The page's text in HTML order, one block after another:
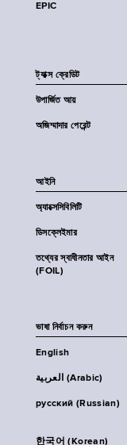
EPIC
ট্যাক্স ক্রেডিট
উপার্জিত আয়
অজিম্মাদার পেরেন্ট
আইনি
অ্যাক্সেসিবিলিটি
ডিসক্লেইমার
তথ্যের স্বাধীনতার আইন
(FOIL)
ভাষা নির্বাচন করুন
English
العربية (Arabic)
русский (Russian)
한국어 (Korean)